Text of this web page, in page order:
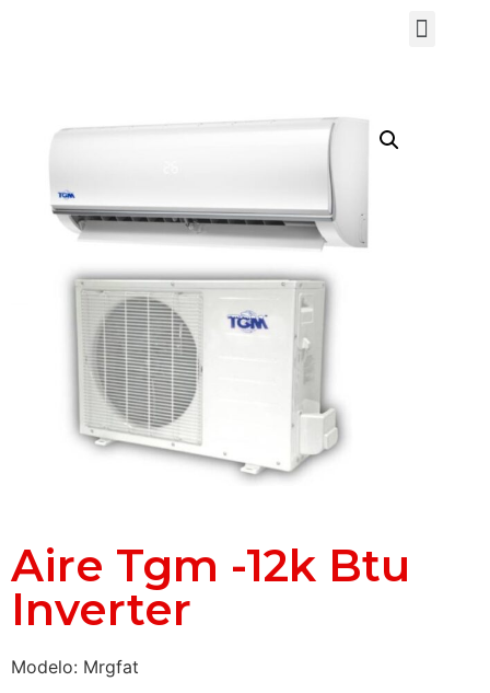
Aire Tgm -12k Btu
Inverter
Modelo: Mrgfat